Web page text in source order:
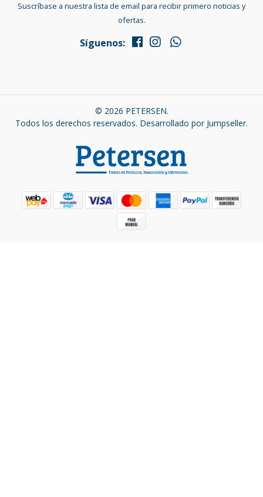
Suscríbase a nuestra lista de email para recibir primero noticias y
ofertas.
Síguenos:
© 2026 PETERSEN.
Todos los derechos reservados. Desarrollado por Jumpseller.